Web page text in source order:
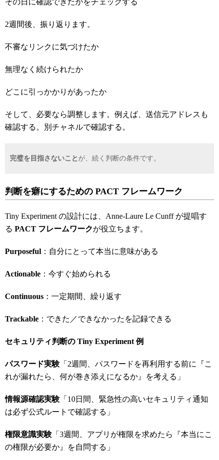
その日に確認できたかをチェックする
2週間後、振り返ります。
不審なリンクに気づけたか
無理なく続けられたか
どこに引っかかりがあったか
そして、必要なら調整します。例えば、送信元アドレスも
確認する。別チャネルで確認する。
完璧を目指さないこと が、続く判断の条件です。
判断を癖にするための PACT フレームワーク
Tiny Experiment の設計には、Anne-Laure Le Cunff が提唱す
る PACT フレームワークが役立ちます。
Purposeful ：自分にとって本当に意味がある
Actionable ：今すぐ始められる
Continuous ：一定期間、繰り返す
Trackable ：できた／できなかったを記録できる
セキュリティ判断の Tiny Experiment 例
パスワード実験「2週間、パスワードを再利用する前に『こ
れが漏れたら、何が巻き添えになるか』を考える」
情報源確認実験「10日間、緊急性の高いセキュリティ通知
は必ず公式ルートで確認する」
権限意識実験「3週間、アプリが権限を求めたら『本当にこ
の権限が必要か』を自問する」